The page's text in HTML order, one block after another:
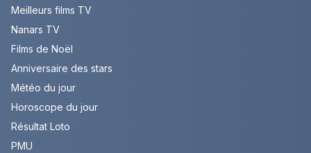
Meilleurs films TV
Nanars TV
Films de Noël
Anniversaire des stars
Météo du jour
Horoscope du jour
Résultat Loto
PMU